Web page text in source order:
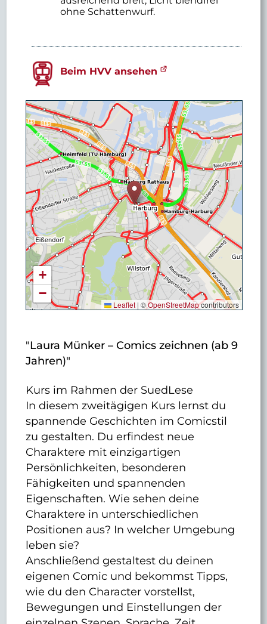
ohne Schattenwurf.
Beim HVV ansehen
+
−
Leaflet | ©OpenStreetMapcontributors
"Laura Münker – Comics zeichnen (ab 9
Jahren)"
Kurs im Rahmen der SuedLese
In diesem zweitägigen Kurs lernst du
spannende Geschichten im Comicstil
zu gestalten. Du erfindest neue
Charaktere mit einzigartigen
Persönlichkeiten, besonderen
Fähigkeiten und spannenden
Eigenschaften. Wie sehen deine
Charaktere in unterschiedlichen
Positionen aus? In welcher Umgebung
leben sie?
Anschließend gestaltest du deinen
eigenen Comic und bekommst Tipps,
wie du den Character vorstellst,
Bewegungen und Einstellungen der